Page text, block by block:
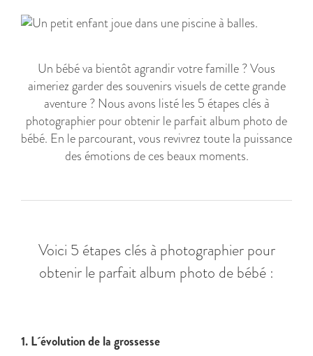
Un bébé va bientôt agrandir votre famille ? Vous
aimeriez garder des souvenirs visuels de cette grande
aventure ? Nous avons listé les 5 étapes clés à
photographier pour obtenir le parfait album photo de
bébé. En le parcourant, vous revivrez toute la puissance
des émotions de ces beaux moments.
Voici 5 étapes clés à photographier pour
obtenir le parfait album photo de bébé :
1. L´évolution de la grossesse